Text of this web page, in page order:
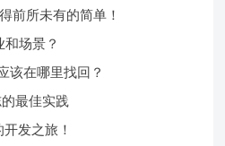
前所未有的简单！
场景？
该在哪里找回？
最佳实践
发之旅！